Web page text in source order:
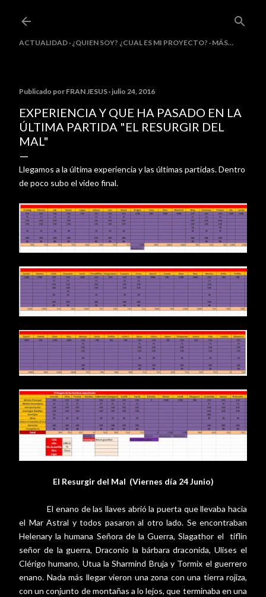
ACTUALIDAD ¿QUIEN SOY? ¿CUAL ES MI PROYECTO? MÁS…
Publicado por FRAN JESUS julio 24, 2016
EXPERIENCIA Y QUE HA PASADO EN LA
ÚLTIMA PARTIDA "EL RESURGIR DEL
MAL"
Llegamos a la última experiencia y las últimas partidas. Dentro
de poco subo el video final.
El Resurgir del Mal (Viernes día 24 Junio)
El enano de las llaves abrió la puerta que llevaba hacia
el Mar Astral y todos pasaron al otro lado. Se encontraban
Helenary la humana Señora de la Guerra, Slagathor el
tiflin
señor de la guerra, Draconio la bárbara draconida, Ulises el
Clérigo humano, Utua la Sharmind Bruja y Tormix el guerrero
enano. Nada más llegar vieron una zona con una tierra rojiza,
con un conjunto de montañas a lo lejos, que terminaba en una